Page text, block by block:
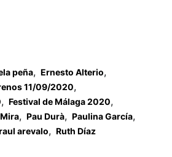
peña, Ernesto Alterio,
11/09/2020,
, Festival de Málaga 2020,
, Pau Durà, Paulina García,
arevalo, Ruth Díaz